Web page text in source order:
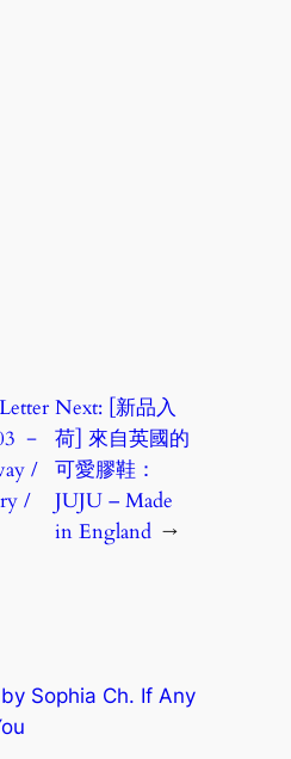
－
/
/
Next: [新品入
荷] 來自英國的
可愛膠鞋：
JUJU – Made
in England →
Sophia Ch. If Any